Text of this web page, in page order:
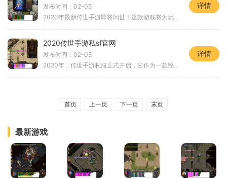
发布时间：02-05
2023年最新传世手游即将问世！这款游戏将为玩家带来全新的游戏体验，让你重返洪荒时代，感受传世的神奇魅力。下面我们就来详细介绍一下这款游戏的具体玩法。游戏将为玩家提供多
详情
2020传世手游私sf官网
发布时间：02-05
2020年，传世手游私服正式开启，它作为一款经典的传世手游，成功迎来了新的篇章。在传世手游私sf官网上，玩家们可以体验到熟悉而又全新的游戏世界，享受到刺激而又创新的游戏玩
详情
首页 上一页 下一页 末页
最新游戏